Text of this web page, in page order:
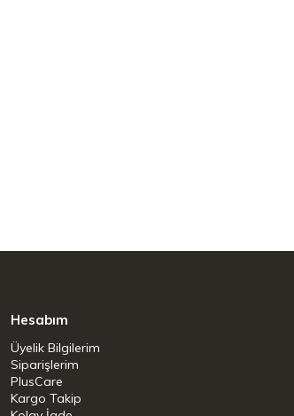
Hesabım
Üyelik Bilgilerim
Siparişlerim
PlusCare
Kargo Takip